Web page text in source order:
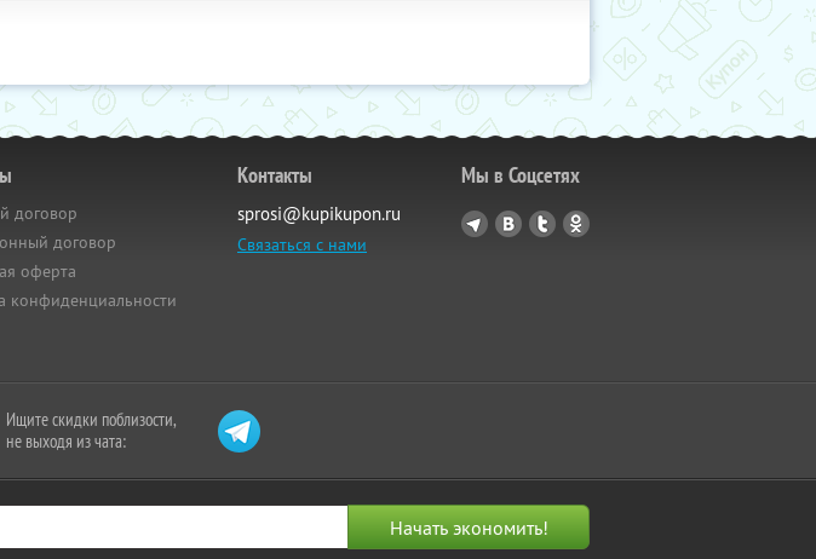
договор
договор
оферта
конфиденциальности
Контакты
sprosi@kupikupon.ru
Связаться с нами
Мы в Соцсетях
Ищите скидки поблизости,
не выходя из чата: